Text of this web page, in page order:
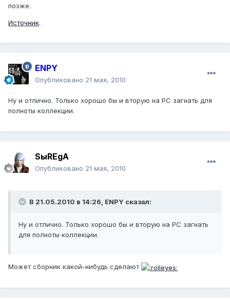
позже.
Источник.
ENPY
Опубликовано 21 мая, 2010
Ну и отлично. Только хорошо бы и вторую на PC загнать для
полноты коллекции.
SыREgA
Опубликовано 21 мая, 2010
В 21.05.2010 в 14:26, ENPY сказал:
Ну и отлично. Только хорошо бы и вторую на PC загнать
для полноты коллекции.
Может сборник какой-нибудь сделают